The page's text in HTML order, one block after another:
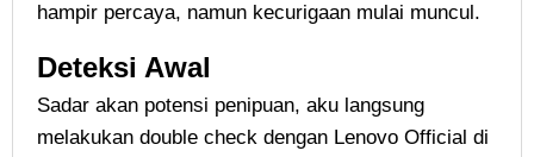
hampir percaya, namun kecurigaan mulai muncul.
Deteksi Awal
Sadar akan potensi penipuan, aku langsung
melakukan double check dengan Lenovo Official di